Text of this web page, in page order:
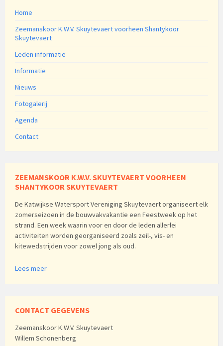
Home
Zeemanskoor K.W.V. Skuytevaert voorheen Shantykoor
Skuytevaert
Leden informatie
Informatie
Nieuws
Fotogalerij
Agenda
Contact
ZEEMANSKOOR K.W.V. SKUYTEVAERT VOORHEEN
SHANTYKOOR SKUYTEVAERT
De Katwijkse Watersport Vereniging Skuytevaert organiseert elk
zomerseizoen in de bouwvakvakantie een Feestweek op het
strand. Een week waarin voor en door de leden allerlei
activiteiten worden georganiseerd zoals zeil-, vis- en
kitewedstrijden voor zowel jong als oud.
Lees meer
CONTACT GEGEVENS
Zeemanskoor K.W.V. Skuytevaert
Willem Schonenberg